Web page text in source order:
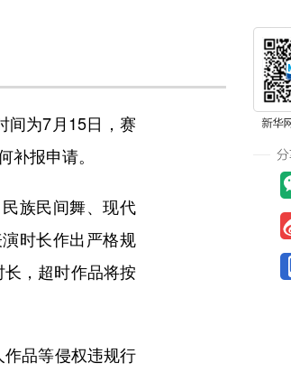
为7月15日，赛
报申请。
族民间舞、现代
时长作出严格规
，超时作品将按
品等侵权违规行